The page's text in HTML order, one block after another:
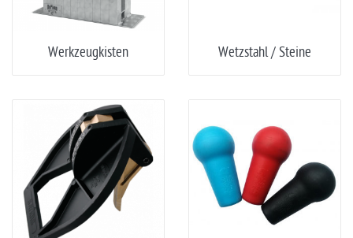
Werkzeugkisten Wetzstahl / Steine